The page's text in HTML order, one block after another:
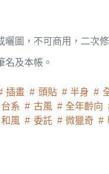
曬圖，不可商用，二次
名及本帳。
插畫 頭貼 半身
台系 古風 全年齡向
和風 委託 微獵奇